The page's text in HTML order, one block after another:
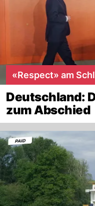
«Respect» am
Deutschland:
zum Abschied